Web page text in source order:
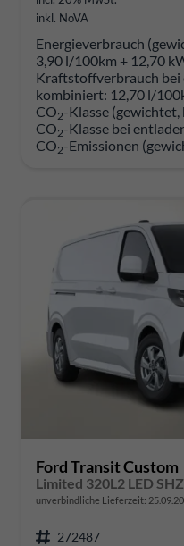
inkl. NoVA
Energieverbrauch
3,90 l/100km + 12,70
Kraftstoffverbrauch
kombiniert: 12,70 l/
CO2-Klasse
CO2-Klasse bei
CO2-Emissionen
Ford Transit Custom
Limited 320L2 LED
unverbindliche Lieferzeit:
272487